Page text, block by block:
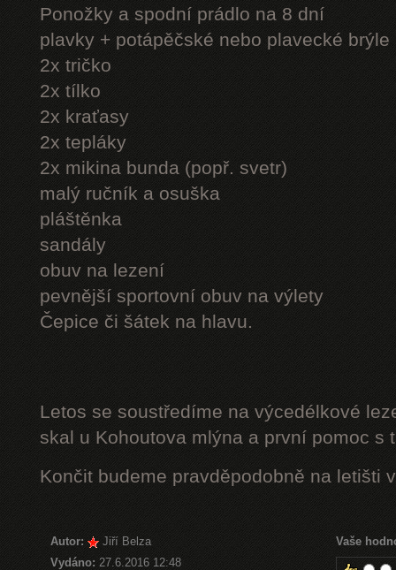
Ponožky a spodní prádlo na 8 dní
plavky + potápěčské nebo plavecké brýle
2x tričko
2x tílko
2x kraťasy
2x tepláky
2x mikina bunda (popř. svetr)
malý ručník a osuška
pláštěnka
sandály
obuv na lezení
pevnější sportovní obuv na výlety
Čepice či šátek na hlavu.
Letos se soustředíme na výcedélkové
skal u Kohoutova mlýna a první pomoc s
Končit budeme pravděpodobně na letišti
Autor:
Jiří Belza
Vydáno: 27.6.2016 12:48
Vaše